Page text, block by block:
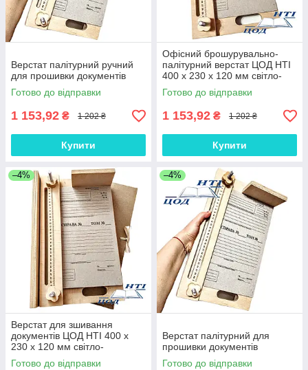
Верстат палітурний ручний
для прошивки документів
Готово до відправки
1 153,92 ₴ 1 202 ₴
Купити
Офісний брошурувально-
палітурний верстат ЦОД НТІ
400 х 230 х 120 мм світло-
коричневий СП - 80
Готово до відправки
1 153,92 ₴ 1 202 ₴
Купити
–4%
Верстат для зшивання
документів ЦОД НТІ 400 х
230 х 120 мм світло-
коричневий МС-2015
Готово до відправки
–4%
Верстат палітурний для
прошивки документів
Готово до відправки